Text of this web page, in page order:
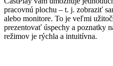
pracovnú plochu – t. j. zobraziť
alebo monitore. To je veľmi
prezentovať úspechy a poznatky
režimov je rýchla a intuitívna.